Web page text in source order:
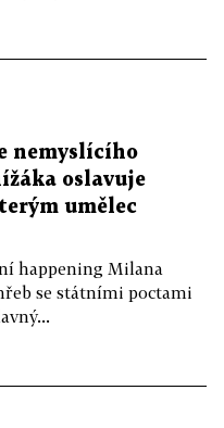
nemyslícího
oslavuje
umělec
happening Milana
se státními poctami